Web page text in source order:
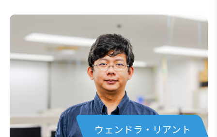
ウェンドラ・リアント